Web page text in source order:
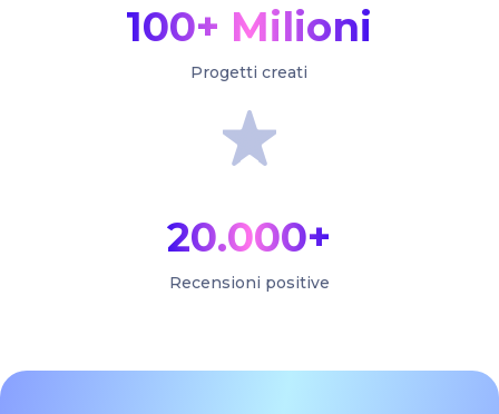
100+ Milioni
Progetti creati
20.000+
Recensioni positive